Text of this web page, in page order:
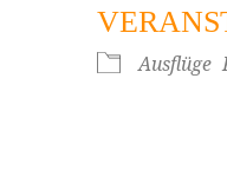
Ausflüge